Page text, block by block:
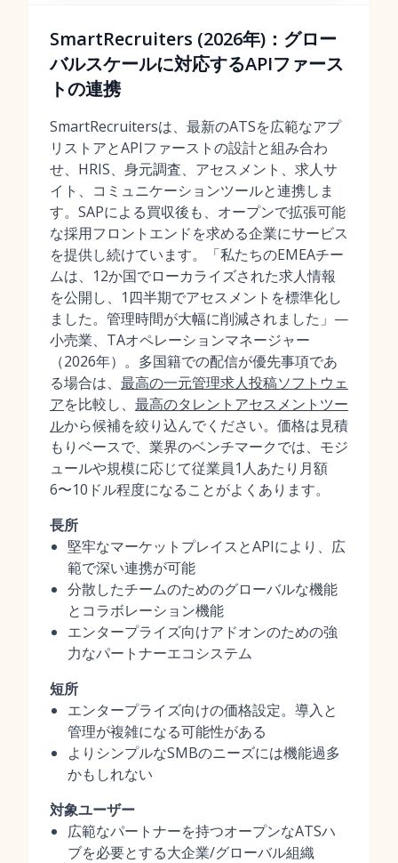
SmartRecruiters (2026年)：グロー
バルスケールに対応するAPIファース
トの連携
SmartRecruitersは、最新のATSを広範なアプ
リストアとAPIファーストの設計と組み合わ
せ、HRIS、身元調査、アセスメント、求人サ
イト、コミュニケーションツールと連携しま
す。SAPによる買収後も、オープンで拡張可能
な採用フロントエンドを求める企業にサービス
を提供し続けています。「私たちのEMEAチー
ムは、12か国でローカライズされた求人情報
を公開し、1四半期でアセスメントを標準化し
ました。管理時間が大幅に削減されました」—
小売業、TAオペレーションマネージャー
（2026年）。多国籍での配信が優先事項であ
る場合は、 最高の一元管理求人投稿ソフトウェ
アを比較し、 最高のタレントアセスメントツー
ルから候補を絞り込んでください。価格は見積
もりベースで、業界のベンチマークでは、モジ
ュールや規模に応じて従業員1人あたり月額
6〜10ドル程度になることがよくあります。
長所
堅牢なマーケットプレイスとAPIにより、広
範で深い連携が可能
分散したチームのためのグローバルな機能
とコラボレーション機能
エンタープライズ向けアドオンのための強
力なパートナーエコシステム
短所
エンタープライズ向けの価格設定。導入と
管理が複雑になる可能性がある
よりシンプルなSMBのニーズには機能過多
かもしれない
対象ユーザー
広範なパートナーを持つオープンなATSハ
ブを必要とする大企業/グローバル組織